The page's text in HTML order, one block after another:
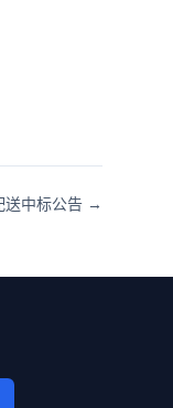
送中标公告 →